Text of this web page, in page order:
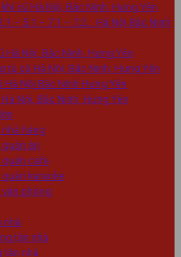
cũ Hà Nội, Bắc Ninh, Hưng Yên
– 5.1 – 7.1 – 7.2… Hà Nội Bắc Ninh
Hà Nội, Bắc Ninh, Hưng Yên
tủ cũ Hà Nội, Bắc Ninh, Hưng Yên
Nội Bắc Ninh Hưng Yên
Nội, Bắc Ninh, Hưng Yên
hàng
quán ăn
quán cafe
quán karaoke
văn phòng
nhà
tận nhà
tân nhà